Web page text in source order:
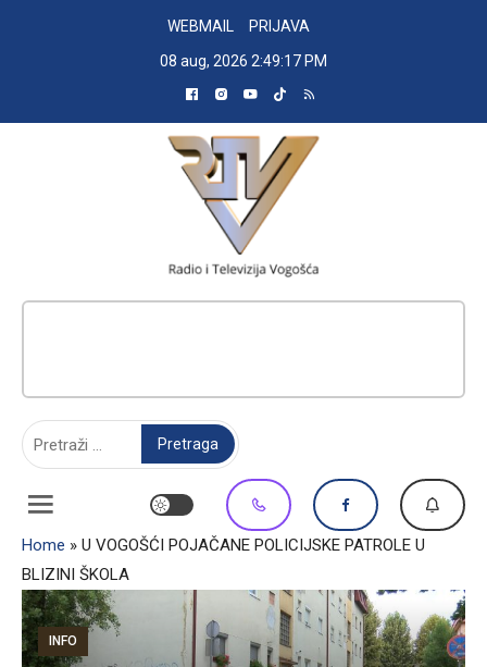
WEBMAIL
PRIJAVA
08 aug, 2026 2:49:17 PM
Home » U VOGOŠĆI POJAČANE POLICIJSKE PATROLE U
BLIZINI ŠKOLA
INFO